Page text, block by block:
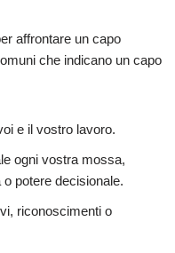
affrontare un capo
che indicano un capo
e il vostro lavoro.
ogni vostra mossa,
potere decisionale.
riconoscimenti o